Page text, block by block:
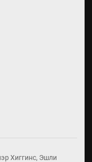
Хиггинс, Эшли